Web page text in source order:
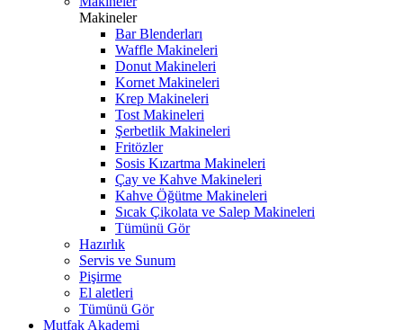
Makineler
Bar Blenderları
Waffle Makineleri
Donut Makineleri
Kornet Makineleri
Krep Makineleri
Tost Makineleri
Şerbetlik Makineleri
Fritözler
Sosis Kızartma Makineleri
Çay ve Kahve Makineleri
Kahve Öğütme Makineleri
Sıcak Çikolata ve Salep Makineleri
Tümünü Gör
Hazırlık
Servis ve Sunum
Pişirme
El aletleri
Tümünü Gör
Mutfak Akademi